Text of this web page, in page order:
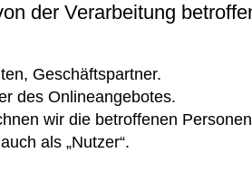
der Verarbeitung
Geschäftspartner.
des Onlineangebotes.
wir die betroffenen Personen
als „Nutzer“.